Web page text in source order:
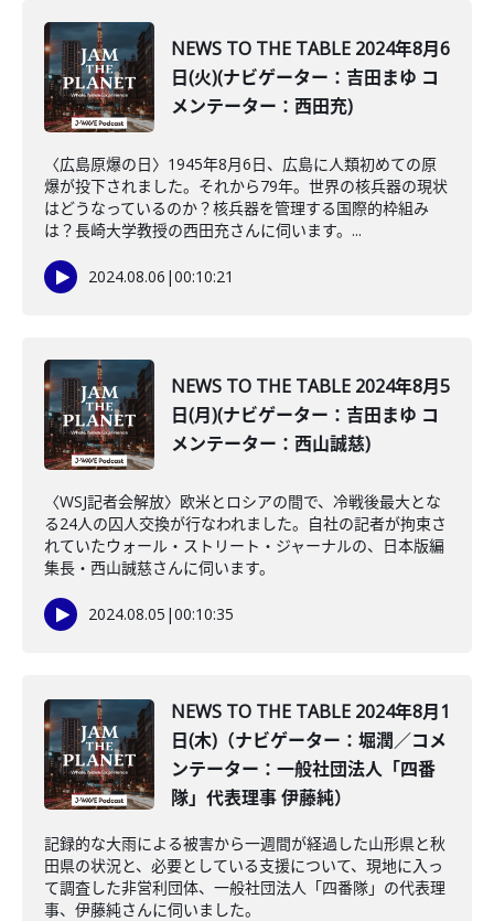
NEWS TO THE TABLE 2024年8月6
日(火)(ナビゲーター：吉田まゆ コ
メンテーター：西田充)
〈広島原爆の日〉1945年8月6日、広島に人類初めての原
爆が投下されました。それから79年。世界の核兵器の現状
はどうなっているのか？核兵器を管理する国際的枠組み
は？長崎大学教授の西田充さんに伺います。...
2024.08.06 |00:10:21
NEWS TO THE TABLE 2024年8月5
日(月)(ナビゲーター：吉田まゆ コ
メンテーター：西山誠慈)
〈WSJ記者会解放〉欧米とロシアの間で、冷戦後最大とな
る24人の囚人交換が行なわれました。自社の記者が拘束さ
れていたウォール・ストリート・ジャーナルの、日本版編
集長・西山誠慈さんに伺います。
2024.08.05 |00:10:35
NEWS TO THE TABLE 2024年8月1
日(木)（ナビゲーター：堀潤／コメ
ンテーター：一般社団法人「四番
隊」代表理事 伊藤純）
記録的な大雨による被害から一週間が経過した山形県と秋
田県の状況と、必要としている支援について、現地に入っ
て調査した非営利団体、一般社団法人「四番隊」の代表理
事、伊藤純さんに伺いました。